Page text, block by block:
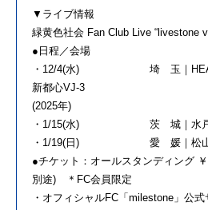
▼ライブ情報
緑黄色社会 Fan Club Live “livestone
●日程／会場
・12/4(水) 埼 玉｜
新都心VJ-3
(2025年)
・1/15(水) 茨 城｜水戸
・1/19(日) 愛 媛｜松山
●チケット：オールスタンディング
別途) ＊FC会員限定
・オフィシャルFC「milestone」公